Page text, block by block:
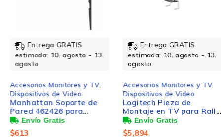
Entrega GRATIS
estimada: 10. agosto - 13.
agosto
Accesorios Monitores y TV,
Dispositivos de Video
Manhattan Soporte de
Pared 462426 para
Pantalla 37" - 70", hasta
35kg
613
Entrega GRATIS
estimada: 10. agosto - 13.
agosto
Accesorios Monitores y TV,
Dispositivos de Video
Logitech Pieza de
Montaje en TV para Rally
Bar
5,894